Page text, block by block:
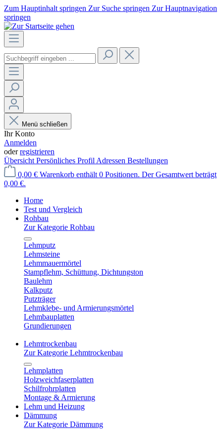
Zum Hauptinhalt springen Zur Suche springen Zur Hauptnavigation
springen
Menü schließen
Ihr Konto
Anmelden
oderregistrieren
Übersicht Persönliches Profil Adressen Bestellungen
0,00 € Warenkorb enthält 0 Positionen. Der Gesamtwert beträgt
0,00 €.
Home
Test und Vergleich
Rohbau
Zur Kategorie Rohbau
Lehmputz
Lehmsteine
Lehmmauermörtel
Stampflehm, Schüttung, Dichtungston
Baulehm
Kalkputz
Putzträger
Lehmklebe- und Armierungsmörtel
Lehmbauplatten
Grundierungen
Lehmtrockenbau
Zur Kategorie Lehmtrockenbau
Lehmplatten
Holzweichfaserplatten
Schilfrohrplatten
Montage & Armierung
Lehm und Heizung
Dämmung
Zur Kategorie Dämmung